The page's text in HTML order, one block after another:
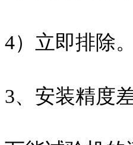
4）立即排除。
3、安装精度差